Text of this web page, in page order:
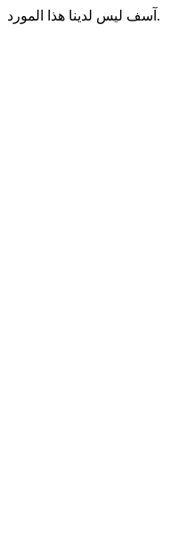
آسف ليس لدينا هذا المورد.